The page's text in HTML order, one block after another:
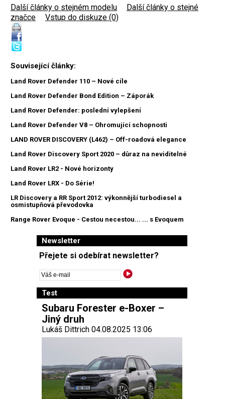
Další články o stejném modelu
Další články o stejné
značce
Vstup do diskuze (0)
Související články:
Land Rover Defender 110 – Nové cíle
Land Rover Defender Bond Edition – Záporák
Land Rover Defender: poslední vylepšení
Land Rover Defender V8 – Ohromující schopnosti
LAND ROVER DISCOVERY (L462) – Off-roadová elegance
Land Rover Discovery Sport 2020 – důraz na neviditelné
Land Rover LR2 - Nové horizonty
Land Rover LRX - Do Série!
LR Discovery a RR Sport 2012: výkonnější turbodiesel a
osmistupňová převodovka
Range Rover Evoque - Cestou necestou... ... s Evoquem
Newsletter
Přejete si odebírat newsletter?
Test
Subaru Forester e-Boxer –
Jiný druh
Lukáš Dittrich 04.08.2025 13:06